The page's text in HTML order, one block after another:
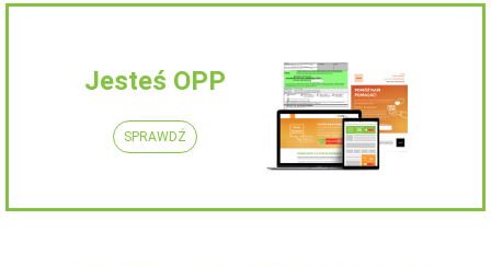
Jesteś OPP
SPRAWDŹ